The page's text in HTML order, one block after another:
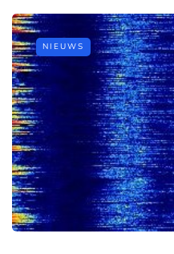
NIEUWS